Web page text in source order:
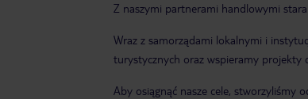
Z naszymi partnerami handlowymi
Wraz z samorządami lokalnymi i
turystycznych oraz wspieramy projekty
Aby osiągnąć nasze cele, stworzyliśmy